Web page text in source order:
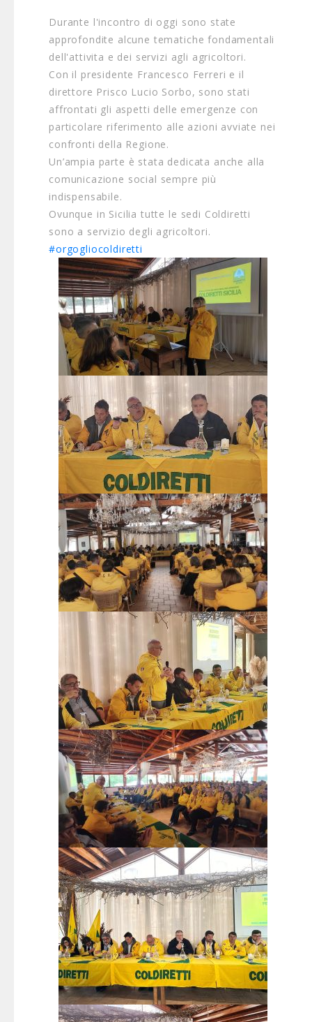
Durante l'incontro di oggi sono state
approfondite alcune tematiche fondamentali
dell'attivita e dei servizi agli agricoltori.
Con il presidente Francesco Ferreri e il
direttore Prisco Lucio Sorbo, sono stati
affrontati gli aspetti delle emergenze con
particolare riferimento alle azioni avviate nei
confronti della Regione.
Un’ampia parte è stata dedicata anche alla
comunicazione social sempre più
indispensabile.
Ovunque in Sicilia tutte le sedi Coldiretti
sono a servizio degli agricoltori.
#orgogliocoldiretti